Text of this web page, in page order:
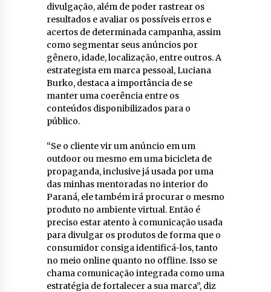
divulgação, além de poder rastrear os
resultados e avaliar os possíveis erros e
acertos de determinada campanha, assim
como segmentar seus anúncios por
gênero, idade, localização, entre outros. A
estrategista em marca pessoal, Luciana
Burko, destaca a importância de se
manter uma coerência entre os
conteúdos disponibilizados para o
público.
“Se o cliente vir um anúncio em um
outdoor ou mesmo em uma bicicleta de
propaganda, inclusive já usada por uma
das minhas mentoradas no interior do
Paraná, ele também irá procurar o mesmo
produto no ambiente virtual. Então é
preciso estar atento à comunicação usada
para divulgar os produtos de forma que o
consumidor consiga identificá-los, tanto
no meio online quanto no offline. Isso se
chama comunicação integrada como uma
estratégia de fortalecer a sua marca”, diz